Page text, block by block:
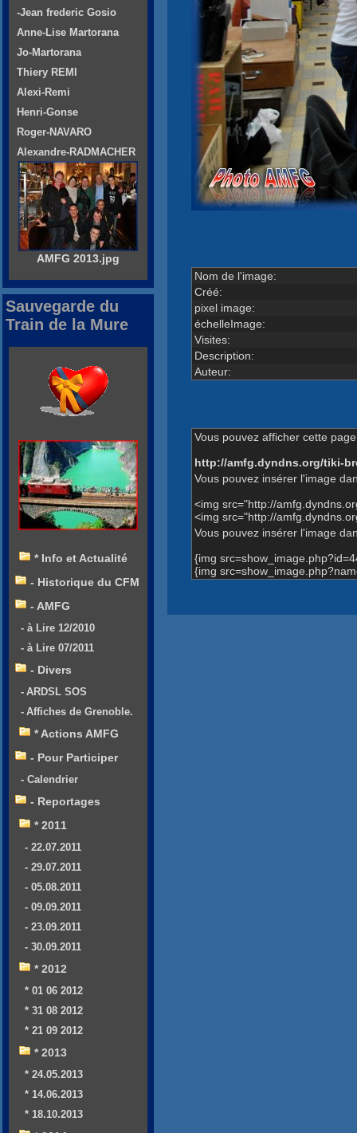
Nom de l'image:
Créé:
pixel image:
échelleImage:
Visites:
Description:
Auteur:
Vous pouvez afficher cette
http://amfg.dyndns.org/tiki-
Vous pouvez insérer l'image
<img src="http://
<img src="http://
Vous pouvez insérer l'image
{img
{img
-Jean frederic Gosio
Anne-Lise Martorana
Jo-Martorana
Thiery REMI
Alexi-Remi
Henri-Gonse
Roger-NAVARO
Alexandre-RADMACHER
AMFG 2013.jpg
Sauvegarde du
Train de la Mure
* Info et Actualité
- Historique du CFM
- AMFG
- à Lire 12/2010
- à Lire 07/2011
- Divers
- ARDSL SOS
- Affiches de Grenoble.
* Actions AMFG
- Pour Participer
- Calendrier
- Reportages
* 2011
- 22.07.2011
- 29.07.2011
- 05.08.2011
- 09.09.2011
- 23.09.2011
- 30.09.2011
* 2012
* 01 06 2012
* 31 08 2012
* 21 09 2012
* 2013
* 24.05.2013
* 14.06.2013
* 18.10.2013